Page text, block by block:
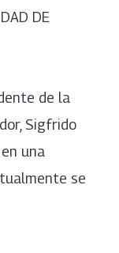
DE
de la
Sigfrido
una
se